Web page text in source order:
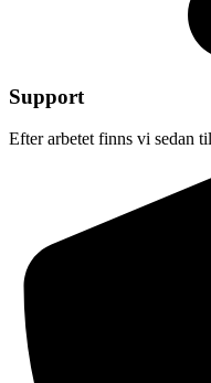
Support
Efter arbetet finns vi sedan